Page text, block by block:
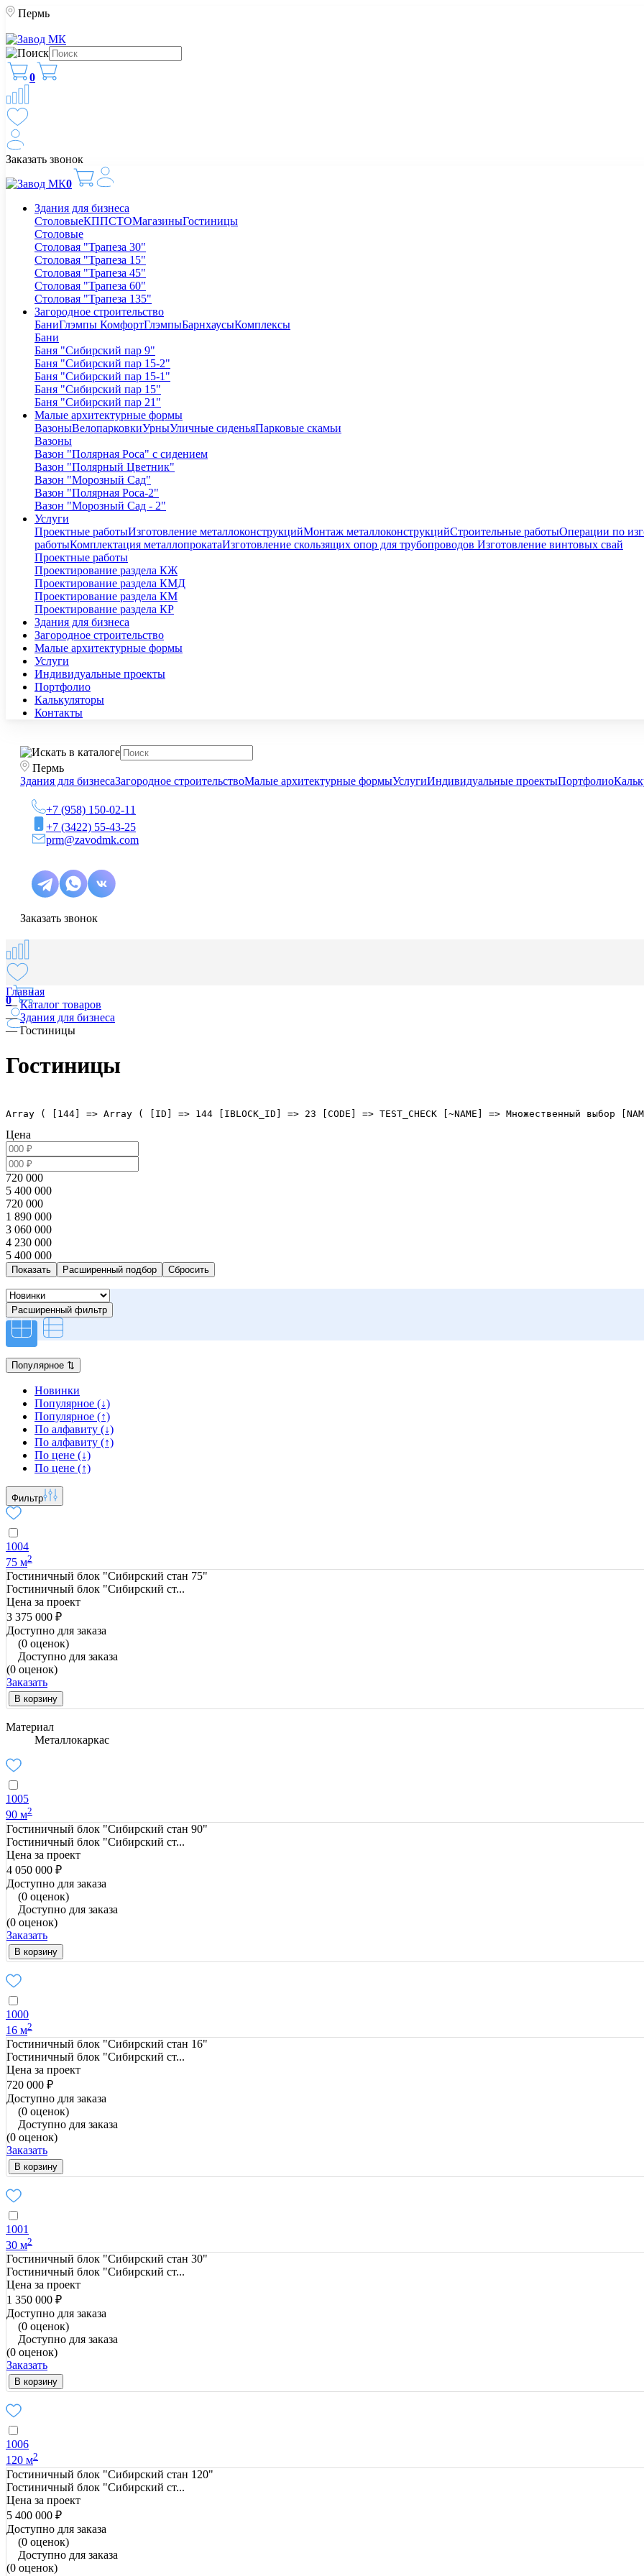
Пермь
0
Заказать звонок
0
Здания для бизнеса
СтоловыеКППСТОМагазиныГостиницы
Столовые
Столовая "Трапеза 30"
Столовая "Трапеза 15"
Столовая "Трапеза 45"
Столовая "Трапеза 60"
Столовая "Трапеза 135"
Загородное строительство
БаниГлэмпы КомфортГлэмпыБарнхаусыКомплексы
Бани
Баня "Сибирский пар 9"
Баня "Сибирский пар 15-2"
Баня "Сибирский пар 15-1"
Баня "Сибирский пар 15"
Баня "Сибирский пар 21"
Малые архитектурные формы
ВазоныВелопарковкиУрныУличные сиденьяПарковые скамьи
Вазоны
Вазон "Полярная Роса" с сидением
Вазон "Полярный Цветник"
Вазон "Морозный Сад"
Вазон "Полярная Роса-2"
Вазон "Морозный Сад - 2"
Услуги
Проектные работыИзготовление металлоконструкцийМонтаж металлоконструкцийСтроительные работыОперации по
работыКомплектация металлопрокатаИзготовление скользящих опор для трубопроводов Изготовление винтовых свай
Проектные работы
Проектирование раздела КЖ
Проектирование раздела КМД
Проектирование раздела КМ
Проектирование раздела КР
Здания для бизнеса
Загородное строительство
Малые архитектурные формы
Услуги
Индивидуальные проекты
Портфолио
Калькуляторы
Контакты
Пермь
Здания для бизнесаЗагородное строительствоМалые архитектурные формыУслугиИндивидуальные проектыПортфолио
+7 (958) 150-02-11
+7 (3422) 55-43-25
prm@zavodmk.com
Заказать звонок
0
Главная
—Каталог товаров
—Здания для бизнеса
—Гостиницы
Гостиницы
Array ( [144] => Array ( [ID] => 144 [IBLOCK_ID] => 23 [CODE] => TEST_CHECK [~NAME] => Множественный выбор
Цена
720 000
5 400 000
720 000
1 890 000
3 060 000
4 230 000
5 400 000
Расширенный подбор
Расширенный фильтр
Популярное ⇅
Новинки
Популярное (↓)
Популярное (↑)
По алфавиту (↓)
По алфавиту (↑)
По цене (↓)
По цене (↑)
Фильтр
1004
75 м2
Гостиничный блок "Сибирский стан 75"
Гостиничный блок "Сибирский ст...
Цена за проект
3 375 000 ₽
Доступно для заказа
(0 оценок)
Доступно для заказа
(0 оценок)
Заказать
В корзину
Материал
Металлокаркас
1005
90 м2
Гостиничный блок "Сибирский стан 90"
Гостиничный блок "Сибирский ст...
Цена за проект
4 050 000 ₽
Доступно для заказа
(0 оценок)
Доступно для заказа
(0 оценок)
Заказать
В корзину
1000
16 м2
Гостиничный блок "Сибирский стан 16"
Гостиничный блок "Сибирский ст...
Цена за проект
720 000 ₽
Доступно для заказа
(0 оценок)
Доступно для заказа
(0 оценок)
Заказать
В корзину
1001
30 м2
Гостиничный блок "Сибирский стан 30"
Гостиничный блок "Сибирский ст...
Цена за проект
1 350 000 ₽
Доступно для заказа
(0 оценок)
Доступно для заказа
(0 оценок)
Заказать
В корзину
1006
120 м2
Гостиничный блок "Сибирский стан 120"
Гостиничный блок "Сибирский ст...
Цена за проект
5 400 000 ₽
Доступно для заказа
(0 оценок)
Доступно для заказа
(0 оценок)